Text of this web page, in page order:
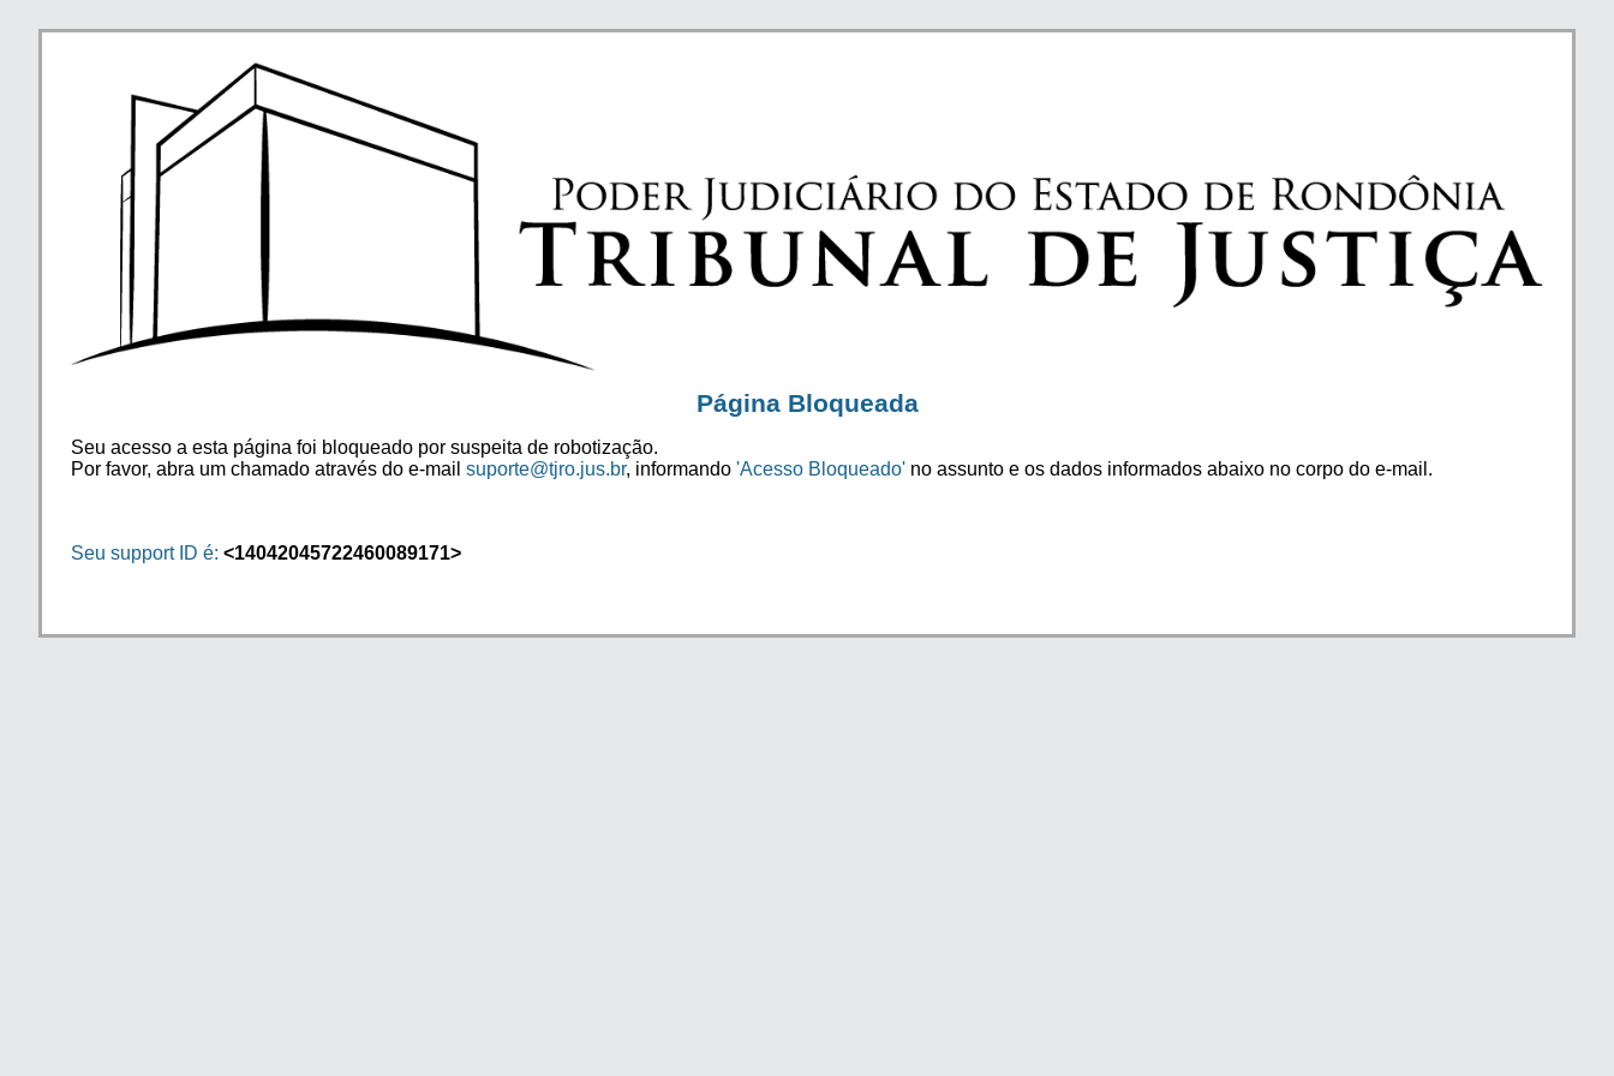
Página Bloqueada
Seu acesso a esta página foi bloqueado por suspeita de robotização.
Por favor, abra um chamado através do e-mail suporte@tjro.jus.br, informando 'Acesso Bloqueado' no assunto e os dados informados abaixo no corpo do e-mail.
Seu support ID é: <14042045722460089171>